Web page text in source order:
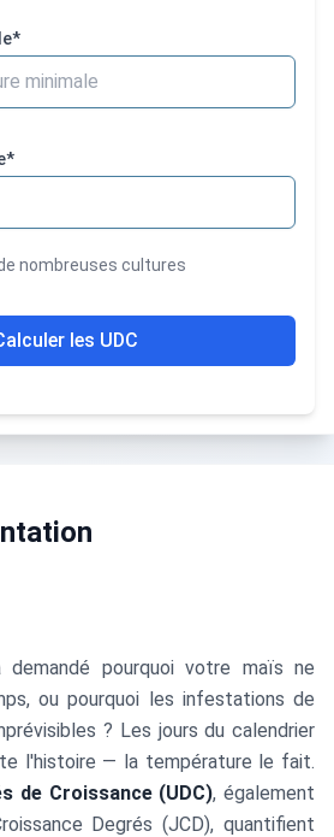
*
*
nombreuses cultures
les UDC
demandé pourquoi votre maïs ne
ou pourquoi les infestations de
? Les jours du calendrier
l'histoire — la température le fait.
de Croissance (UDC), également
Degrés (JCD), quantifient